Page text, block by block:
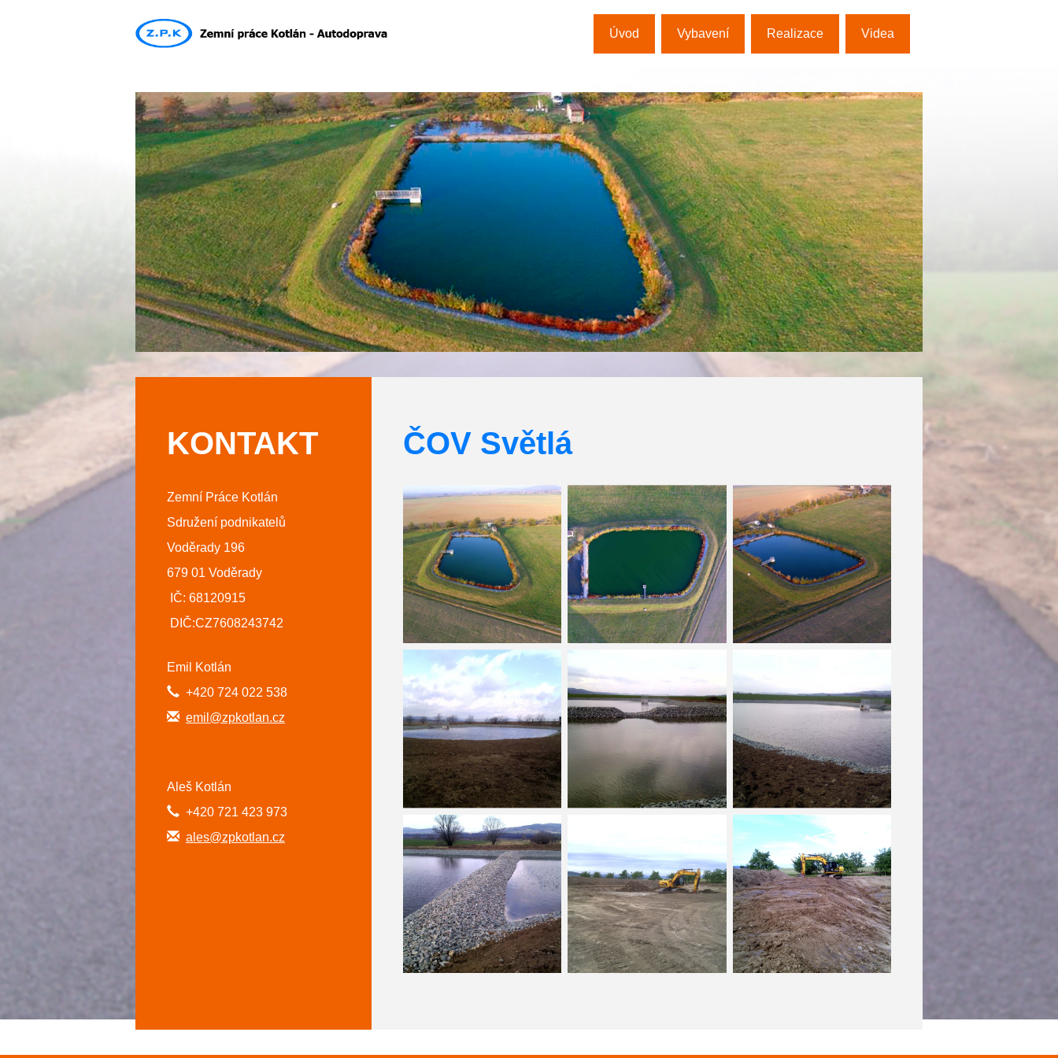
Úvod Vybavení Realizace Videa
KONTAKT
Zemní Práce Kotlán
Sdružení podnikatelů
Voděrady 196
679 01 Voděrady
IČ: 68120915
DIČ:CZ7608243742
Emil Kotlán
+420 724 022 538
emil@zpkotlan.cz
Aleš Kotlán
+420 721 423 973
ales@zpkotlan.cz
ČOV Světlá